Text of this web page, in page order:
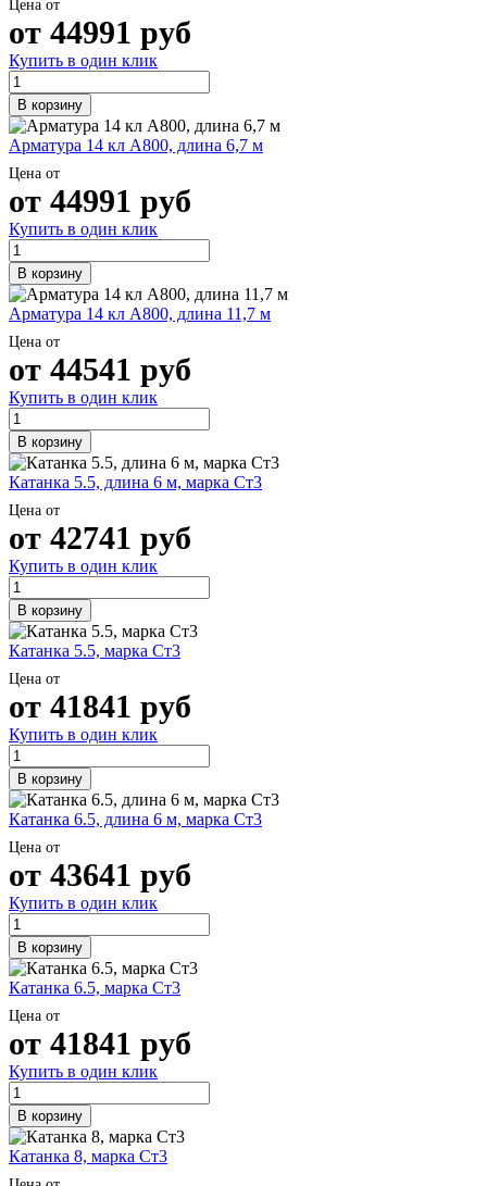
Цена от
от 44991 руб
Купить в один клик
В корзину
Арматура 14 кл А800, длина 6,7 м
Цена от
от 44991 руб
Купить в один клик
В корзину
Арматура 14 кл А800, длина 11,7 м
Цена от
от 44541 руб
Купить в один клик
В корзину
Катанка 5.5, длина 6 м, марка Ст3
Цена от
от 42741 руб
Купить в один клик
В корзину
Катанка 5.5, марка Ст3
Цена от
от 41841 руб
Купить в один клик
В корзину
Катанка 6.5, длина 6 м, марка Ст3
Цена от
от 43641 руб
Купить в один клик
В корзину
Катанка 6.5, марка Ст3
Цена от
от 41841 руб
Купить в один клик
В корзину
Катанка 8, марка Ст3